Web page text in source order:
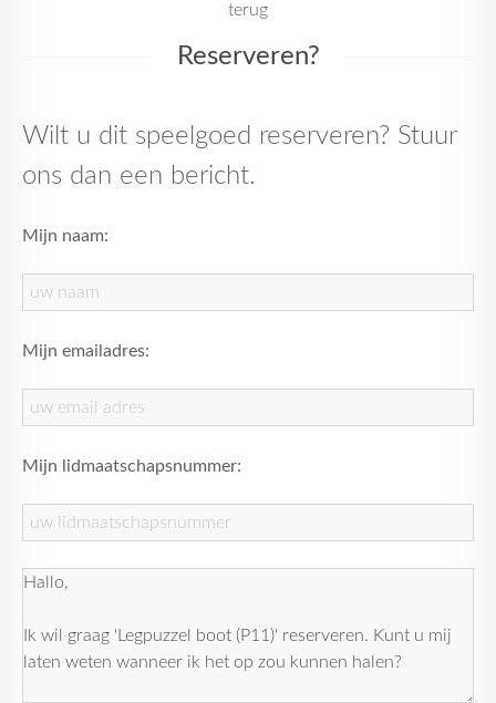
terug
Reserveren?
Wilt u dit speelgoed reserveren? Stuur
ons dan een bericht.
Mijn naam:
Mijn emailadres:
Mijn lidmaatschapsnummer: